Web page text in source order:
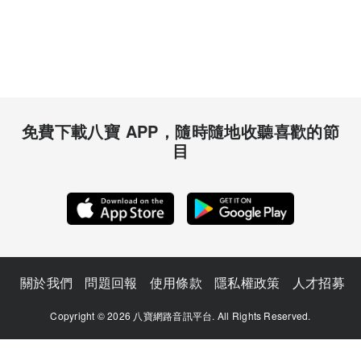
免費下載八寶 APP，隨時隨地收聽喜歡的節
目
關於我們 問題回報 使用條款 隱私權政策 人才招募
Copyright © 2026 八寶網路音訊平台. All Rights Reserved.